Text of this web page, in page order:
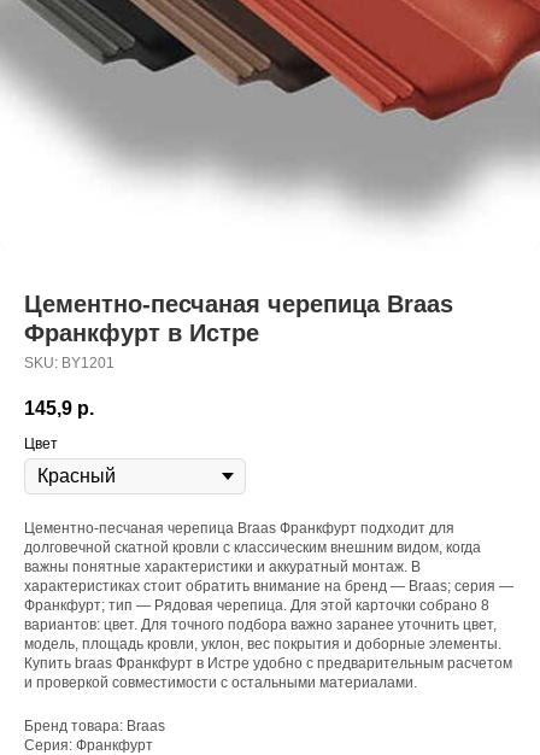
Цементно-песчаная черепица Braas
Франкфурт в Истре
SKU: BY1201
145,9 р.
Цвет
Цементно-песчаная черепица Braas Франкфурт подходит для
долговечной скатной кровли с классическим внешним видом, когда
важны понятные характеристики и аккуратный монтаж. В
характеристиках стоит обратить внимание на бренд — Braas; серия —
Франкфурт; тип — Рядовая черепица. Для этой карточки собрано 8
вариантов: цвет. Для точного подбора важно заранее уточнить цвет,
модель, площадь кровли, уклон, вес покрытия и доборные элементы.
Купить braas Франкфурт в Истре удобно с предварительным расчетом
и проверкой совместимости с остальными материалами.
Бренд товара: Braas
Серия: Франкфурт